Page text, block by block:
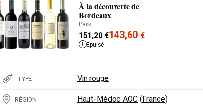
À la découverte de
Bordeaux
Pack
151,20€143,60 €
Épuisé
TYPE Vin rouge
RÉGION Haut-Médoc AOC (France)